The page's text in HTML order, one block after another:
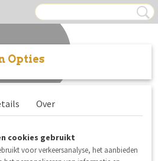
1 2 »
Opties
Over
cookies gebruikt
voor verkeersanalyse, het aanbieden